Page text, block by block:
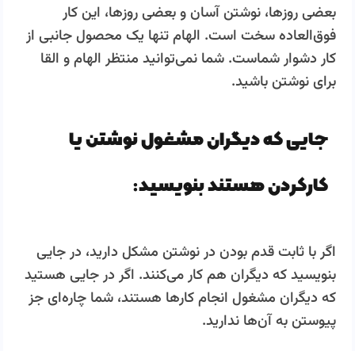
بعضی روزها، نوشتن آسان و بعضی روزها، این کار
فوق‌العاده سخت است. الهام تنها یک محصول جانبی از
کار دشوار شماست. شما نمی‌­توانید منتظر الهام و القا
برای نوشتن باشید.
جایی که دیگران مشغول نوشتن یا
کارکردن هستند بنویسید:
اگر با ثابت قدم بودن در نوشتن مشکل دارید، در جایی
بنویسید که دیگران هم کار می‌­کنند. اگر در جایی هستید
که دیگران مشغول انجام کارها هستند، شما چاره­‌ای جز
پیوستن به آن‌­ها ندارید.